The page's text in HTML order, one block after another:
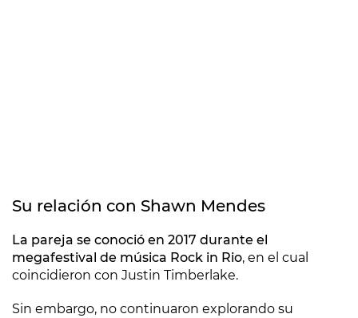
Su relación con Shawn Mendes
La pareja se conoció en 2017 durante el
megafestival de música Rock in Rio, en el cual
coincidieron con Justin Timberlake.
Sin embargo, no continuaron explorando su